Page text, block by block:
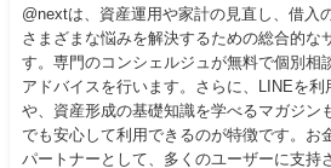
@nextは、資産運用や家計の見直し、借入
さまざまな悩みを解決するための総合的な
す。専門のコンシェルジュが無料で個別相
アドバイスを行います。さらに、LINEを
や、資産形成の基礎知識を学べるマガジン
でも安心して利用できるのが特徴です。お
パートナーとして、多くのユーザーに支持